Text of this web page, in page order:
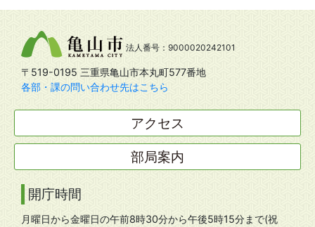
法人番号：9000020242101
〒519-0195 三重県亀山市本丸町577番地
各部・課の問い合わせ先はこちら
アクセス
部局案内
開庁時間
月曜日から金曜日の午前8時30分から午後5時15分まで(祝